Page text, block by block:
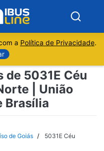
a Política de Privacidade.
de 5031E Céu
| União
Brasília
de Goiás
5031E Céu